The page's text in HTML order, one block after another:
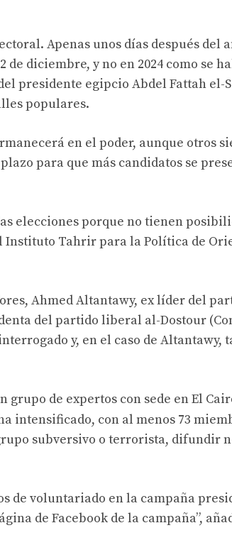
Apenas unos días después del
diciembre, y no en 2024 como se
presidente egipcio Abdel Fattah el-
populares.
en el poder, aunque otros
para que más candidatos se
elecciones porque no tienen
Instituto Tahrir para la Política de
Ahmed Altantawy, ex líder del
del partido liberal al-Dostour
y, en el caso de Altantawy,
grupo de expertos con sede en El
intensificado, con al menos 73
subversivo o terrorista, difundir
voluntariado en la campaña
de Facebook de la campaña”,